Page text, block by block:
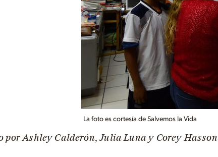
La foto es cortesía de Salvemos la Vida
por Ashley Calderón, Julia Luna y Corey Hasson